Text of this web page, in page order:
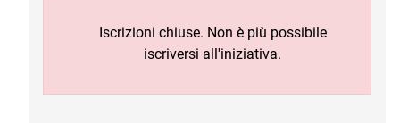
Iscrizioni chiuse. Non è più possibile
iscriversi all'iniziativa.